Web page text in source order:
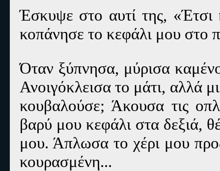
Έσκυψε στο αυτί της, «Έτσι
κοπάνησε το κεφάλι μου στο
Όταν ξύπνησα, μύρισα
Ανοιγόκλεισα το μάτι, αλλά
κουβαλούσε; Άκουσα τις
βαρύ μου κεφάλι στα δεξιά,
μου. Άπλωσα το χέρι μου
κουρασμένη...